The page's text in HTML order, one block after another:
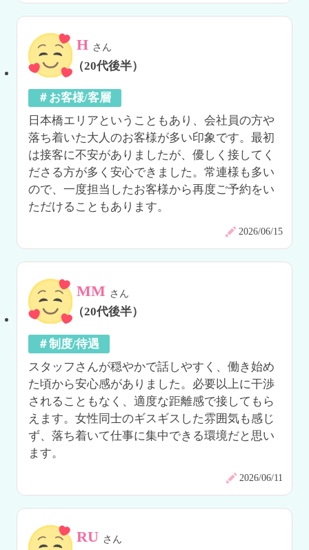
H さん
（20代後半）
＃お客様/客層
日本橋エリアということもあり、会社員の方や
落ち着いた大人のお客様が多い印象です。最初
は接客に不安がありましたが、優しく接してく
ださる方が多く安心できました。常連様も多い
ので、一度担当したお客様から再度ご予約をい
ただけることもあります。
2026/06/15
MM さん
（20代後半）
＃制度/待遇
スタッフさんが穏やかで話しやすく、働き始め
た頃から安心感がありました。必要以上に干渉
されることもなく、適度な距離感で接してもら
えます。女性同士のギスギスした雰囲気も感じ
ず、落ち着いて仕事に集中できる環境だと思い
ます。
2026/06/11
RU さん